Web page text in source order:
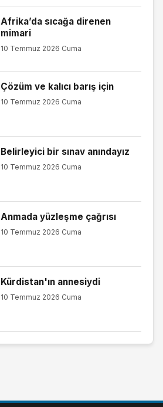
Afrika’da sıcağa direnen
mimari
10 Temmuz 2026 Cuma
Çözüm ve kalıcı barış için
10 Temmuz 2026 Cuma
Belirleyici bir sınav anındayız
10 Temmuz 2026 Cuma
Anmada yüzleşme çağrısı
10 Temmuz 2026 Cuma
Kürdistan'ın annesiydi
10 Temmuz 2026 Cuma